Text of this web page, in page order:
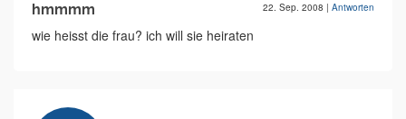
hmmmm 22. Sep. 2008 | Antworten
wie heisst die frau? ich will sie heiraten